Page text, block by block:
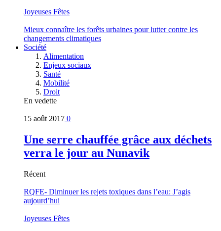
Joyeuses Fêtes
Mieux connaître les forêts urbaines pour lutter contre les
changements climatiques
Société
Alimentation
Enjeux sociaux
Santé
Mobilité
Droit
En vedette
15 août 2017 0
Une serre chauffée grâce aux déchets
verra le jour au Nunavik
Récent
RQFE- Diminuer les rejets toxiques dans l’eau: J’agis
aujourd’hui
Joyeuses Fêtes